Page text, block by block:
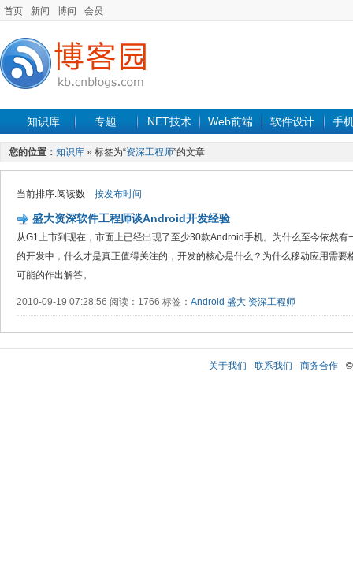
首页 新闻 博问 会员
知识库 专题 .NET技术 Web前端 软件设计 手
您的位置： 知识库 » 标签为“资深工程师”的文章
当前排序:阅读数 按发布时间
盛大资深软件工程师谈Android开发经验
从G1上市到现在，市面上已经出现了至少30款Android手机。为什么至今依然
的开发中，什么才是真正值得关注的，开发的核心是什么？为什么移动应用需
可能的作出解答。
2010-09-19 07:28:56 阅读：1766 标签： Android 盛大 资深工程师
关于我们 联系我们 商务合作